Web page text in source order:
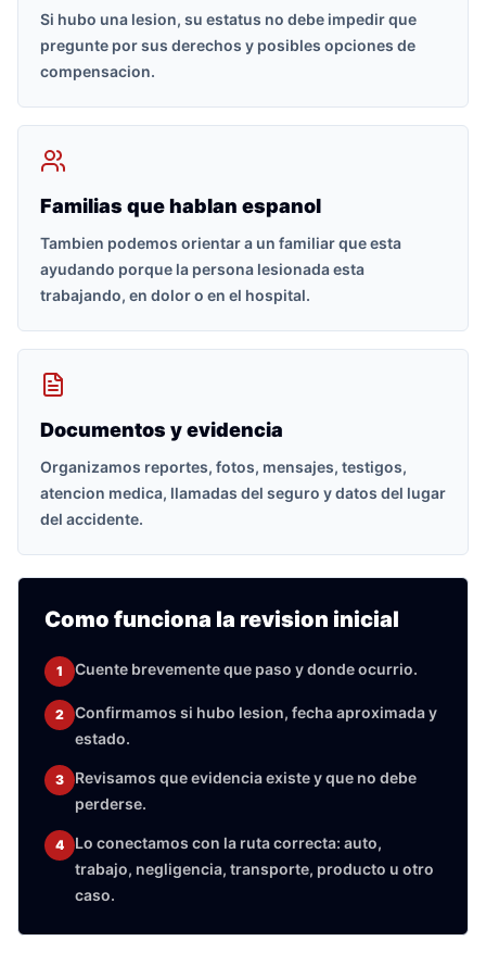
Si hubo una lesion, su estatus no debe impedir que
pregunte por sus derechos y posibles opciones de
compensacion.
Familias que hablan espanol
Tambien podemos orientar a un familiar que esta
ayudando porque la persona lesionada esta
trabajando, en dolor o en el hospital.
Documentos y evidencia
Organizamos reportes, fotos, mensajes, testigos,
atencion medica, llamadas del seguro y datos del lugar
del accidente.
Como funciona la revision inicial
1 Cuente brevemente que paso y donde ocurrio.
2
Confirmamos si hubo lesion, fecha aproximada y
estado.
3
Revisamos que evidencia existe y que no debe
perderse.
4
Lo conectamos con la ruta correcta: auto,
trabajo, negligencia, transporte, producto u otro
caso.